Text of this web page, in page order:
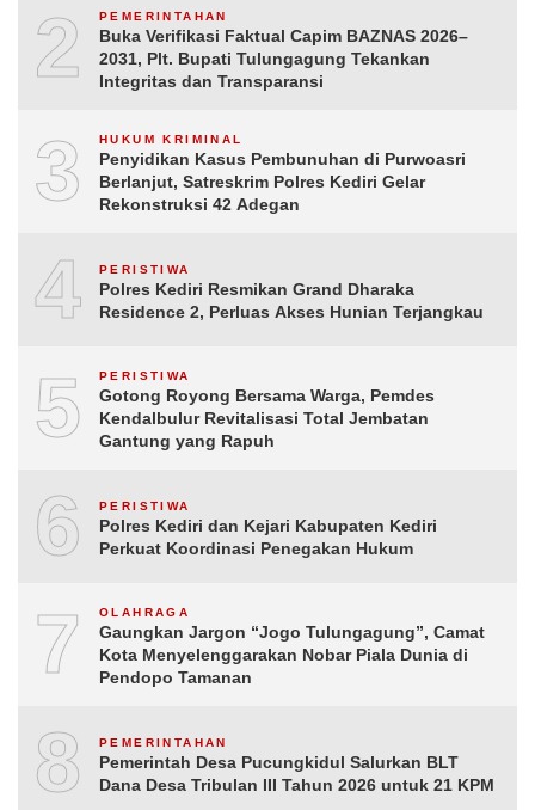
2 PEMERINTAHAN
Buka Verifikasi Faktual Capim BAZNAS 2026–
2031, Plt. Bupati Tulungagung Tekankan
Integritas dan Transparansi
3 HUKUM KRIMINAL
Penyidikan Kasus Pembunuhan di Purwoasri
Berlanjut, Satreskrim Polres Kediri Gelar
Rekonstruksi 42 Adegan
4 PERISTIWA
Polres Kediri Resmikan Grand Dharaka
Residence 2, Perluas Akses Hunian Terjangkau
5 PERISTIWA
Gotong Royong Bersama Warga, Pemdes
Kendalbulur Revitalisasi Total Jembatan
Gantung yang Rapuh
6 PERISTIWA
Polres Kediri dan Kejari Kabupaten Kediri
Perkuat Koordinasi Penegakan Hukum
7 OLAHRAGA
Gaungkan Jargon “Jogo Tulungagung”, Camat
Kota Menyelenggarakan Nobar Piala Dunia di
Pendopo Tamanan
8 PEMERINTAHAN
Pemerintah Desa Pucungkidul Salurkan BLT
Dana Desa Tribulan III Tahun 2026 untuk 21 KPM